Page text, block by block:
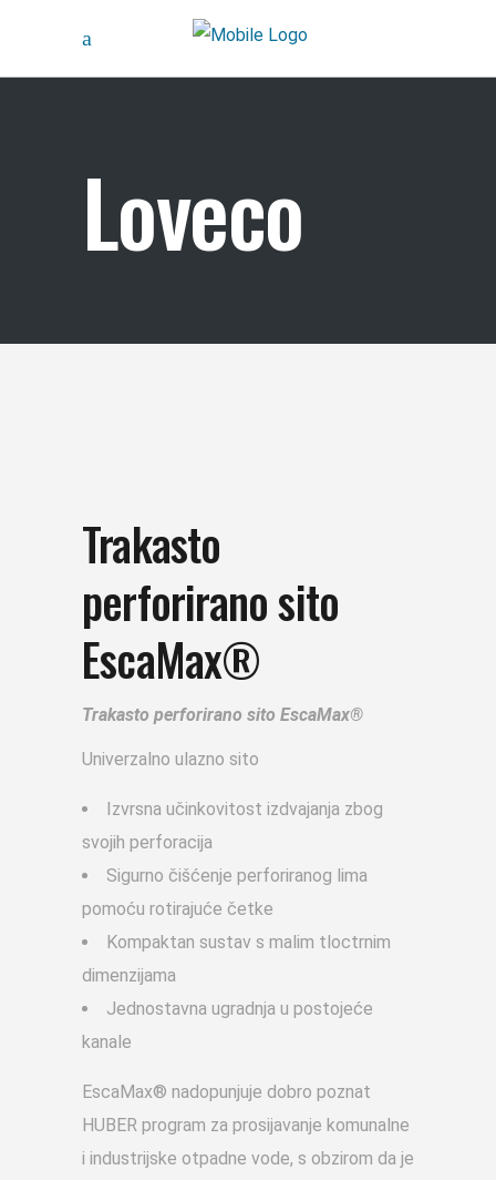
Loveco
Trakasto
perforirano sito
EscaMax®
Trakasto perforirano sito EscaMax®
Univerzalno ulazno sito
Izvrsna učinkovitost izdvajanja zbog
svojih perforacija
Sigurno čišćenje perforiranog lima
pomoću rotirajuće četke
Kompaktan sustav s malim tloctrnim
dimenzijama
Jednostavna ugradnja u postojeće
kanale
EscaMax® nadopunjuje dobro poznat
HUBER program za prosijavanje komunalne
i industrijske otpadne vode, s obzirom da je